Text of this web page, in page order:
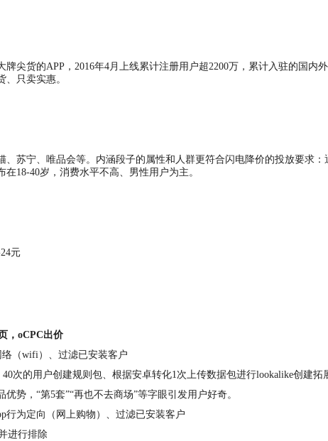
尖货的APP，2016年4月上线累计注册用户超2200万，累计入驻的国内
只卖实惠。
、苏宁、唯品会等。内涵段子的属性和人群更符合闪电降价的投放要求
18-40岁，消费水平不高、男性用户为主。
元
，oCPC出价
络（wifi）、过滤已安装客户
次的用户创建规则包、根据安卓转化1次上传数据包进行lookalike创建拓
势，“第5套”“再也不去商场”等字眼引发用户好奇。
行为定向（网上购物）、过滤已安装客户
进行排除